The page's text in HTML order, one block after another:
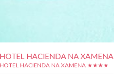
HOTEL HACIENDA NA XAMENA
HOTEL HACIENDA NA XAMENA ★★★★